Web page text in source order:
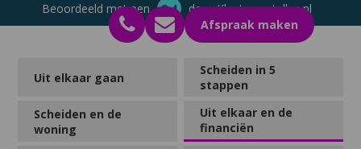
Beoordeeld met een 9.4
door Klantenvertellen.nl
Afspraak maken
Uit elkaar gaan
Scheiden in 5
stappen
Scheiden en de
woning
Uit elkaar en de
financiën